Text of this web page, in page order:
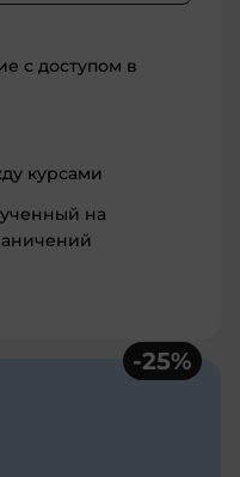
с доступом в
курсами
на
-25%